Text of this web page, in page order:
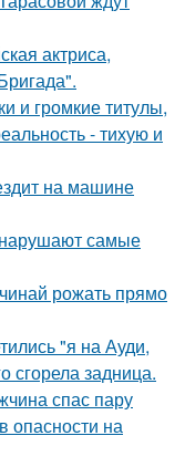
актриса,
и громкие титулы,
- тихую и
на машине
нарушают самые
рожать прямо
"я на Ауди,
сгорела задница.
спас пару
опасности на